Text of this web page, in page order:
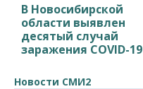
В Новосибирской
области выявлен
десятый случай
заражения COVID-19
Новости СМИ2